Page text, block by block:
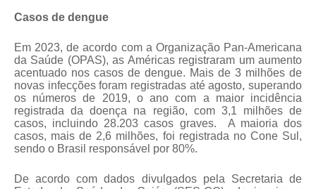
Casos de dengue
Em 2023, de acordo com a Organização Pan-Americana
da Saúde (OPAS), as Américas registraram um aumento
acentuado nos casos de dengue. Mais de 3 milhões de
novas infecções foram registradas até agosto, superando
os números de 2019, o ano com a maior incidência
registrada da doença na região, com 3,1 milhões de
casos, incluindo 28.203 casos graves. A maioria dos
casos, mais de 2,6 milhões, foi registrada no Cone Sul,
sendo o Brasil responsável por 80%.
De acordo com dados divulgados pela Secretaria de